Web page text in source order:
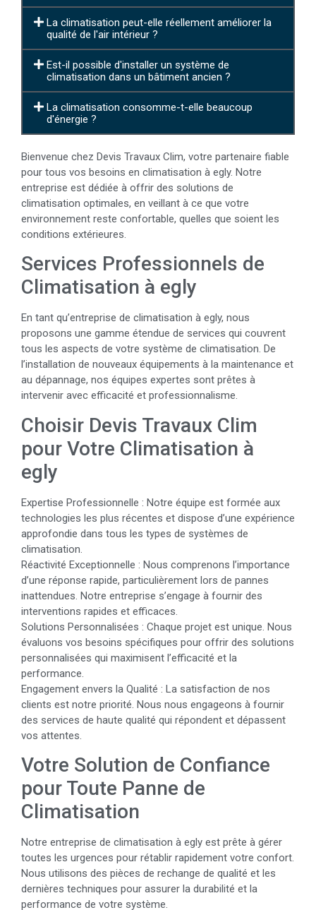
La climatisation peut-elle réellement améliorer la
qualité de l'air intérieur ?
Est-il possible d'installer un système de
climatisation dans un bâtiment ancien ?
La climatisation consomme-t-elle beaucoup
d'énergie ?
Bienvenue chez Devis Travaux Clim, votre partenaire fiable
pour tous vos besoins en climatisation à egly. Notre
entreprise est dédiée à offrir des solutions de
climatisation optimales, en veillant à ce que votre
environnement reste confortable, quelles que soient les
conditions extérieures.
Services Professionnels de
Climatisation à egly
En tant qu’entreprise de climatisation à egly, nous
proposons une gamme étendue de services qui couvrent
tous les aspects de votre système de climatisation. De
l’installation de nouveaux équipements à la maintenance et
au dépannage, nos équipes expertes sont prêtes à
intervenir avec efficacité et professionnalisme.
Choisir Devis Travaux Clim
pour Votre Climatisation à
egly
Expertise Professionnelle : Notre équipe est formée aux
technologies les plus récentes et dispose d’une expérience
approfondie dans tous les types de systèmes de
climatisation.
Réactivité Exceptionnelle : Nous comprenons l’importance
d’une réponse rapide, particulièrement lors de pannes
inattendues. Notre entreprise s’engage à fournir des
interventions rapides et efficaces.
Solutions Personnalisées : Chaque projet est unique. Nous
évaluons vos besoins spécifiques pour offrir des solutions
personnalisées qui maximisent l’efficacité et la
performance.
Engagement envers la Qualité : La satisfaction de nos
clients est notre priorité. Nous nous engageons à fournir
des services de haute qualité qui répondent et dépassent
vos attentes.
Votre Solution de Confiance
pour Toute Panne de
Climatisation
Notre entreprise de climatisation à egly est prête à gérer
toutes les urgences pour rétablir rapidement votre confort.
Nous utilisons des pièces de rechange de qualité et les
dernières techniques pour assurer la durabilité et la
performance de votre système.